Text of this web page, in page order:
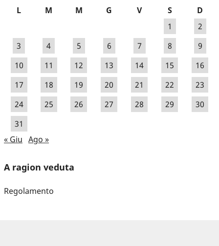
L M M G V S
D
1
2
3
4 5 6 7 8
9
10
11 12 13 14 15
16
17
18 19 20 21 22
23
24
25 26 27 28 29
30
31
« Giu Ago »
A ragion veduta
Regolamento